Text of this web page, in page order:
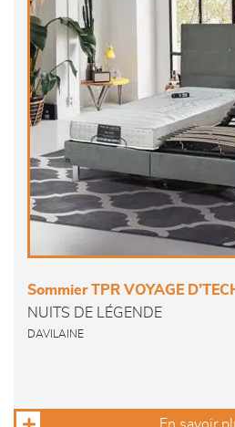
Sommier TPR VOYAGE
NUITS DE LÉGENDE
DAVILAINE